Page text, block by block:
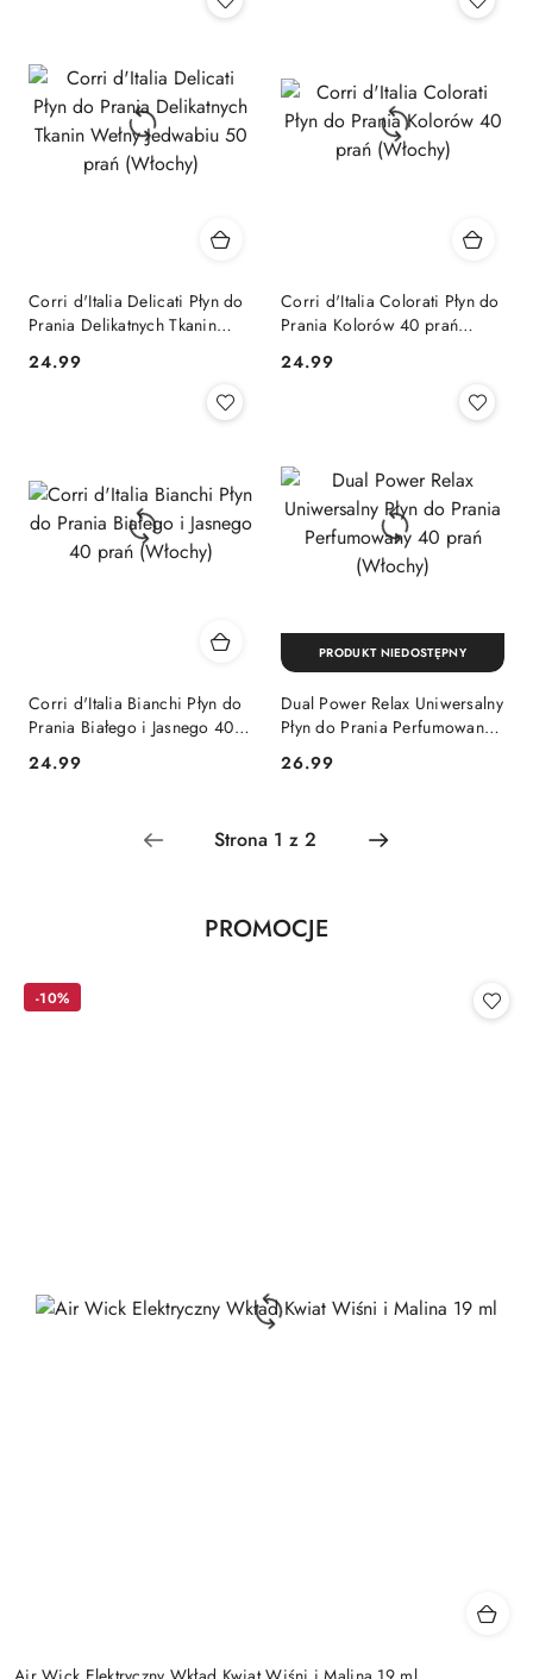
Corri d'Italia Delicati Płyn do
Prania Delikatnych Tkanin
(Włochy)
Cena:
24.99
Corri d'Italia Colorati Płyn do
Prania Kolorów 40 prań
Cena:
24.99
Corri d'Italia Bianchi Płyn do
Prania Białego i Jasnego 40
Cena:
24.99
Dual Power Relax Uniwersalny
Płyn do Prania Perfumowany
Cena:
26.99
PRODUKT NIEDOSTĘPNY
Pomiń karuzelę produktów
Produkty
PROMOCJE
-10%